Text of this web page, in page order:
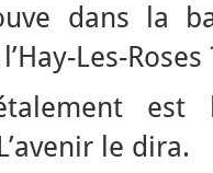
dans la
Les-Roses
le dira.